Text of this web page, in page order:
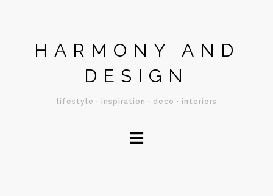
HARMONY AND
DESIGN
lifestyle · inspiration · deco · interiors
≡